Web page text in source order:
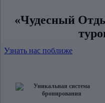
«Чудесный
Узнать нас поближе